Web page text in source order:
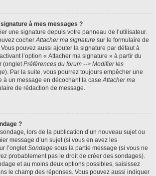
à mes messages ?
une signature depuis votre panneau de l’utilisateur.
cocherAttacher ma signature sur le formulaire de
pouvez aussi ajouter la signature par défaut à
l’option « Attacher ma signature » à partir du
(ongletPréférences du forum --> Modifier les
). Par la suite, vous pourrez toujours empêcher une
à un message en décochant la caseAttacher ma
de rédaction de message.
?
sondage, lors de la publication d’un nouveau sujet ou
message d’un sujet (si vous en avez les
l’ongletSondage sous la partie message (si vous ne
probablement pas le droit de créer des sondages).
et au moins deux options possibles, saisissez
le champ des réponses. Vous pouvez aussi indiquer